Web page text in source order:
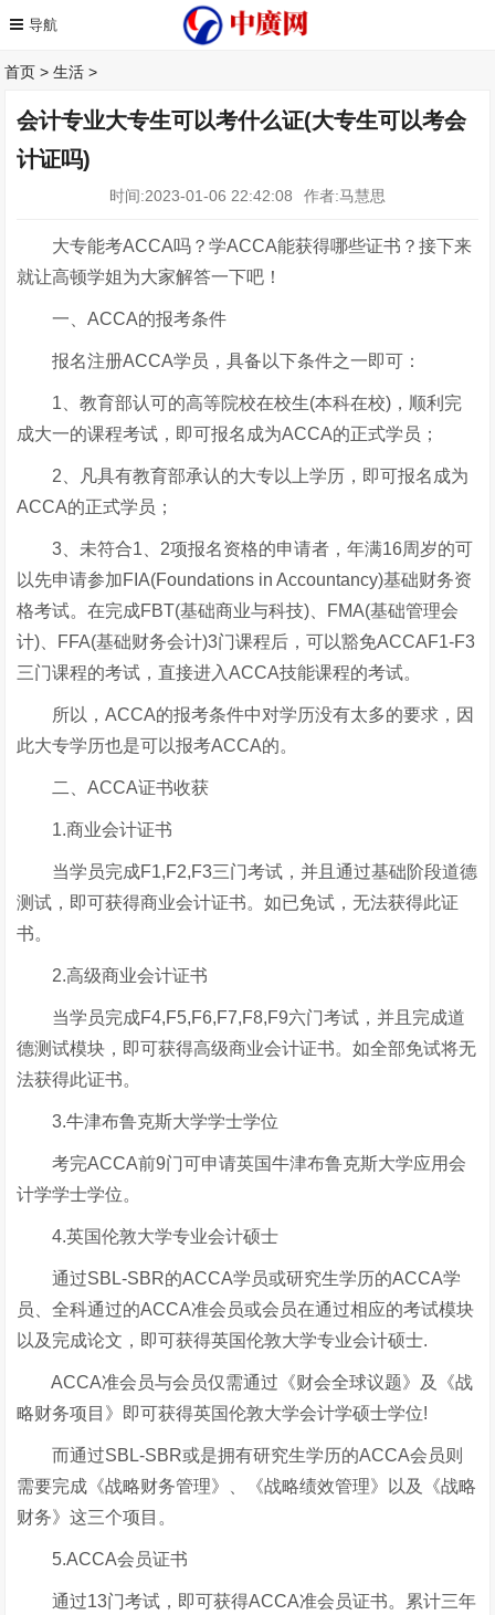
首页 >生活 >
会计专业大专生可以考什么证(大专生可以考会
计证吗)
时间:2023-01-06 22:42:08 作者:马慧思
大专能考ACCA吗？学ACCA能获得哪些证书？接下来
就让高顿学姐为大家解答一下吧！
一、ACCA的报考条件
报名注册ACCA学员，具备以下条件之一即可：
1、教育部认可的高等院校在校生(本科在校)，顺利完
成大一的课程考试，即可报名成为ACCA的正式学员；
2、凡具有教育部承认的大专以上学历，即可报名成为
ACCA的正式学员；
3、未符合1、2项报名资格的申请者，年满16周岁的可
以先申请参加FIA(Foundations in Accountancy)基础财务资
格考试。在完成FBT(基础商业与科技)、FMA(基础管理会
计)、FFA(基础财务会计)3门课程后，可以豁免ACCAF1-F3
三门课程的考试，直接进入ACCA技能课程的考试。
所以，ACCA的报考条件中对学历没有太多的要求，因
此大专学历也是可以报考ACCA的。
二、ACCA证书收获
1.商业会计证书
当学员完成F1,F2,F3三门考试，并且通过基础阶段道德
测试，即可获得商业会计证书。如已免试，无法获得此证
书。
2.高级商业会计证书
当学员完成F4,F5,F6,F7,F8,F9六门考试，并且完成道
德测试模块，即可获得高级商业会计证书。如全部免试将无
法获得此证书。
3.牛津布鲁克斯大学学士学位
考完ACCA前9门可申请英国牛津布鲁克斯大学应用会
计学学士学位。
4.英国伦敦大学专业会计硕士
通过SBL-SBR的ACCA学员或研究生学历的ACCA学
员、全科通过的ACCA准会员或会员在通过相应的考试模块
以及完成论文，即可获得英国伦敦大学专业会计硕士.
ACCA准会员与会员仅需通过《财会全球议题》及《战
略财务项目》即可获得英国伦敦大学会计学硕士学位!
而通过SBL-SBR或是拥有研究生学历的ACCA会员则
需要完成《战略财务管理》、《战略绩效管理》以及《战略
财务》这三个项目。
5.ACCA会员证书
通过13门考试，即可获得ACCA准会员证书。累计三年